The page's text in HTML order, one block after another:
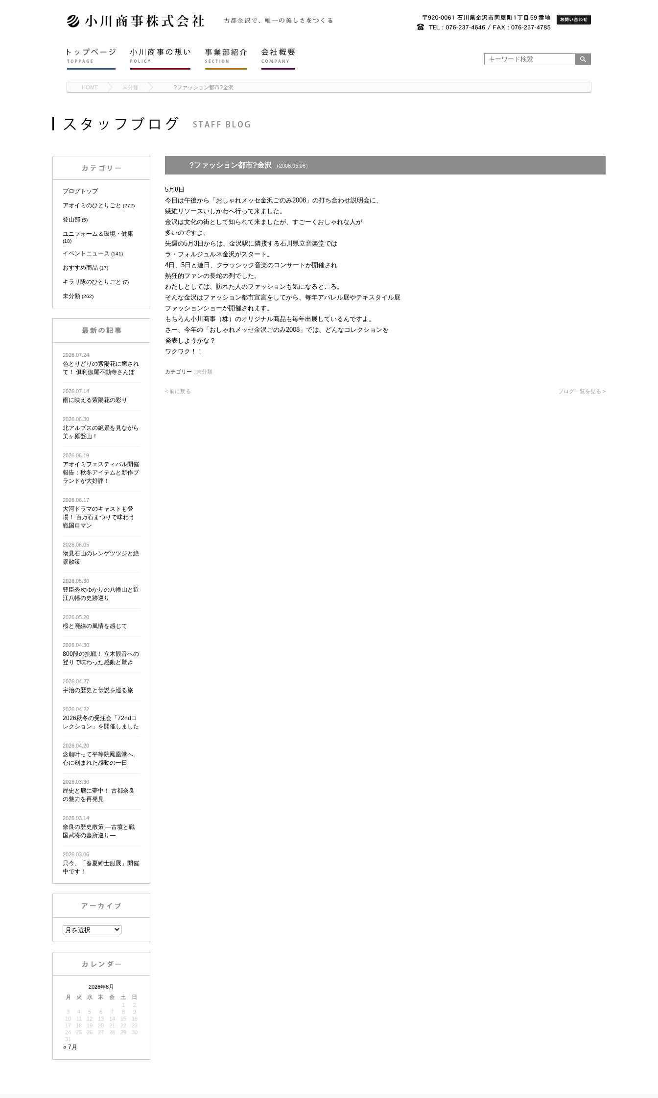
HOME 未分類 ?ファッション都市?金沢
ブログトップ
アオイミのひとりごと (272)
登山部 (5)
ユニフォーム＆環境・健康
(18)
イベントニュース (141)
おすすめ商品 (17)
キラリ隊のひとりごと (7)
未分類 (262)
2026.07.24
色とりどりの紫陽花に癒され
て！ 俱利伽羅不動寺さんぽ
2026.07.14
雨に映える紫陽花の彩り
2026.06.30
北アルプスの絶景を見ながら
美ヶ原登山！
2026.06.19
アオイミフェスティバル開催
報告：秋冬アイテムと新作ブ
ランドが大好評！
2026.06.17
大河ドラマのキャストも登
場！ 百万石まつりで味わう
戦国ロマン
2026.06.05
物見石山のレンゲツツジと絶
景散策
2026.05.30
豊臣秀次ゆかりの八幡山と近
江八幡の史跡巡り
2026.05.20
桜と廃線の風情を感じて
2026.04.30
800段の挑戦！ 立木観音への
登りで味わった感動と驚き
2026.04.27
宇治の歴史と伝説を巡る旅
2026.04.22
2026秋冬の受注会「72ndコ
レクション」を開催しました
2026.04.20
念願叶って平等院鳳凰堂へ。
心に刻まれた感動の一日
2026.03.30
歴史と鹿に夢中！ 古都奈良
の魅力を再発見
2026.03.14
奈良の歴史散策 ―古墳と戦
国武将の墓所巡り―
2026.03.06
只今、「春夏紳士服展」開催
中です！
2026年8月
月
火 水 木 金 土 日
« 7月
1
2
3
4 5 6 7 8
9
10
11 12 13 14 15
16
17
18 19 20 21 22
23
24
25 26 27 28 29
30
31
?ファッション都市?金沢 （2008.05.08）
5月8日
今日は午後から「おしゃれメッセ金沢ごのみ2008」の打ち合わせ説明会に、
繊維リソースいしかわへ行って来ました。
金沢は文化の街として知られて来ましたが、すごーくおしゃれな人が
多いのですよ。
先週の5月3日からは、金沢駅に隣接する石川県立音楽堂では
ラ・フォルジュルネ金沢がスタート。
4日、5日と連日、クラッシック音楽のコンサートが開催され
熱狂的ファンの長蛇の列でした。
わたしとしては、訪れた人のファッションも気になるところ。
そんな金沢はファッション都市宣言をしてから、毎年アパレル展やテキスタイル展
ファッションショーが開催されます。
もちろん小川商事（株）のオリジナル商品も毎年出展しているんですよ。
さー、今年の「おしゃれメッセ金沢ごのみ2008」では、どんなコレクションを
発表しようかな？
ワクワク！！
カテゴリー : 未分類
< 前に戻る ブログ一覧を見る >